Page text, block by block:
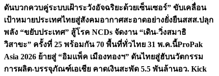
ดันบวกควบคู่ระบบเฝ้าระวังอัจฉริยะด้วยเซ็นเซอร์” ขับเคลื่อน
เป้าหมายประเทศไทยสู่สังคมอากาศสะอาดอย่างยั่งยืนสสส.ปลุก
พลัง “ขยับประเทศ” สู้โรค NCDs จัดงาน “เดิน-วิ่งสมาธิ
วิสาขะ” ครั้งที่ 25 พร้อมกัน 70 พื้นที่ทั่วไทย 31 พ.ค.นี้ProPak
Asia 2026 ย้ายสู่ “อิมแพ็ค เมืองทองฯ” ดันไทยสู่ฮับนวัตกรรม
การผลิต-บรรจุภัณฑ์เอเชีย คาดเงินสะพัด 5.5 พันล้านอว. Kick